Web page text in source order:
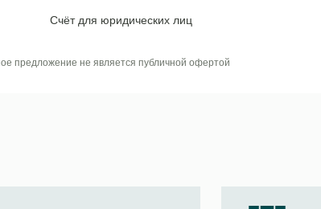
Счёт для юридических лиц
предложение не является публичной офертой